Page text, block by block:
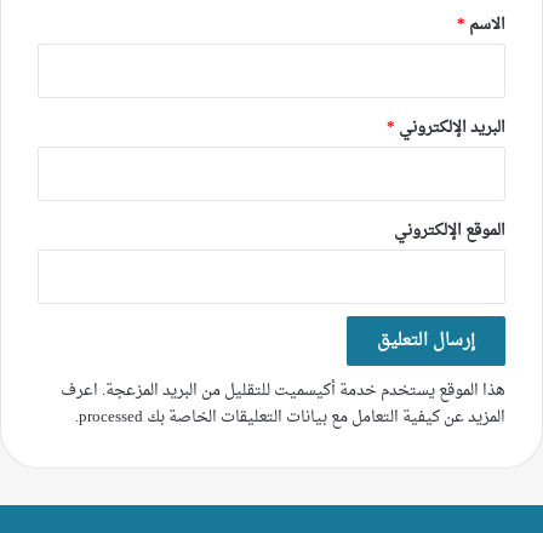
*
الاسم *
البريد الإلكتروني *
الموقع الإلكتروني
هذا الموقع يستخدم خدمة أكيسميت للتقليل من البريد المزعجة. اعرف
المزيد عن كيفية التعامل مع بيانات التعليقات الخاصة بك processed
.